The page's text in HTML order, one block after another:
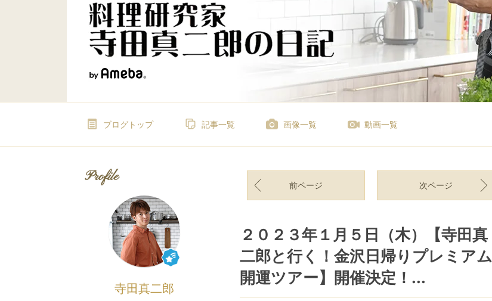
ブログトップ 記事一覧 画像一覧 動画一覧
前ページ 次ページ
２０２３年１月５日（木）【寺田真
二郎と行く！金沢日帰りプレミアム
開運ツアー】開催決定！...
Profile
寺田真二郎